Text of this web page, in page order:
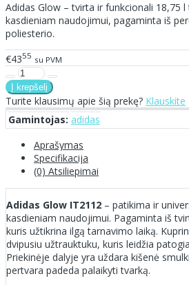
Adidas Glow – tvirta ir funkcionali 18,75 l
kasdieniam naudojimui, pagaminta iš
poliesterio.
€4355 su PVM
Turite klausimų apie šią prekę? Klauskite
Gamintojas: adidas
Aprašymas
Specifikacija
(0) Atsiliepimai
Adidas Glow IT2112 – patikima ir
kasdieniam naudojimui. Pagaminta iš
kuris užtikrina ilgą tarnavimo laiką.
dvipusiu užtrauktuku, kuris leidžia
Priekinėje dalyje yra uždara kišenė
pertvara padeda palaikyti tvarką.